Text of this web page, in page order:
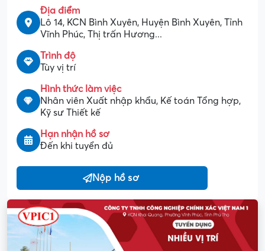
Địa điểm
Lô 14, KCN Bình Xuyên, Huyện Bình Xuyên, Tỉnh
Vĩnh Phúc, Thị trấn Hương...
Trình độ
Tùy vị trí
Hình thức làm việc
Nhân viên Xuất nhập khẩu, Kế toán Tổng hợp,
Kỹ sư Thiết kế
Hạn nhận hồ sơ
Đến khi tuyển đủ
Nộp hồ sơ